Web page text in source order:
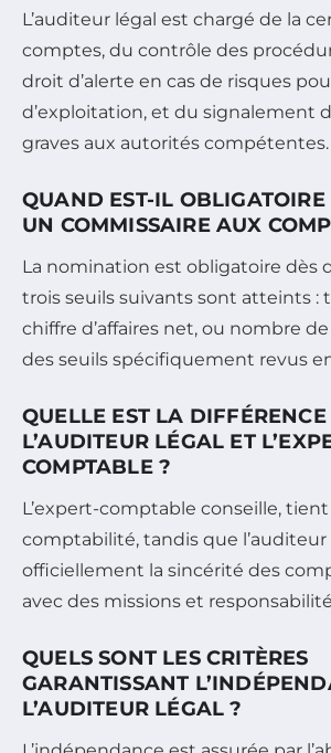
L’auditeur légal est chargé de la
comptes, du contrôle des
droit d’alerte en cas de risques
d’exploitation, et du signalement
graves aux autorités compétentes.
QUAND EST-IL
UN COMMISSAIRE AUX
La nomination est obligatoire dès
trois seuils suivants sont atteints :
chiffre d’affaires net, ou nombre de
des seuils spécifiquement revus
QUELLE EST LA DIFFÉRENCE
L’AUDITEUR LÉGAL ET
COMPTABLE ?
L’expert-comptable conseille,
comptabilité, tandis que
officiellement la sincérité des
avec des missions et
QUELS SONT LES CRITÈRES
GARANTISSANT
L’AUDITEUR LÉGAL ?